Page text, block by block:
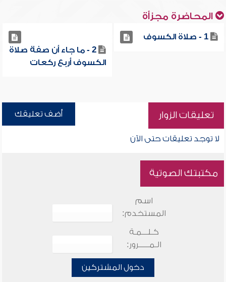
المحاضرة مجزأة
1 - صلاة الكسوف
2 - ما جاء أن صفة صلاة
الكسوف أربع ركعات
تعليقات الزوار أضف تعليقك
لا توجد تعليقات حتى الآن
مكتبتك الصوتية
اسم
المستخدم:
كـلـــمـة
الـمـــــرور:
دخول المشتركين